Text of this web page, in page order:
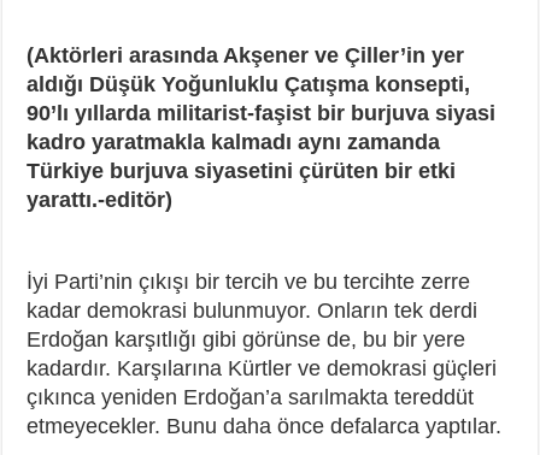
(Aktörleri arasında Akşener ve Çiller’in yer
aldığı Düşük Yoğunluklu Çatışma konsepti,
90’lı yıllarda militarist-faşist bir burjuva siyasi
kadro yaratmakla kalmadı aynı zamanda
Türkiye burjuva siyasetini çürüten bir etki
yarattı.-editör)
İyi Parti’nin çıkışı bir tercih ve bu tercihte zerre
kadar demokrasi bulunmuyor. Onların tek derdi
Erdoğan karşıtlığı gibi görünse de, bu bir yere
kadardır. Karşılarına Kürtler ve demokrasi güçleri
çıkınca yeniden Erdoğan’a sarılmakta tereddüt
etmeyecekler. Bunu daha önce defalarca yaptılar.